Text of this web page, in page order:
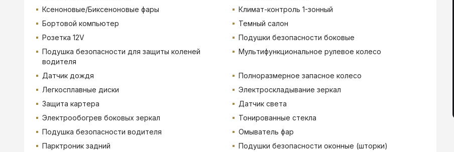
Ксеноновые/Биксеноновые фары
Климат-контроль 1-зонный
Бортовой компьютер
Темный салон
Розетка 12V
Подушки безопасности боковые
Подушка безопасности для защиты коленей
водителя
Мультифункциональное рулевое колесо
Датчик дождя
Полноразмерное запасное колесо
Легкосплавные диски
Электроскладывание зеркал
Защита картера
Датчик света
Электрообогрев боковых зеркал
Тонированные стекла
Подушка безопасности водителя
Омыватель фар
Парктроник задний
Подушки безопасности оконные (шторки)